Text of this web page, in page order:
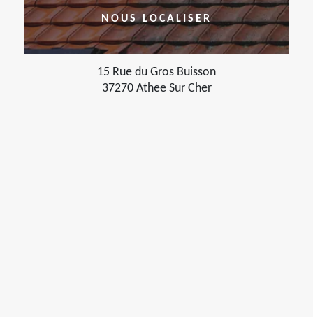
NOUS LOCALISER
15 Rue du Gros Buisson
37270 Athee Sur Cher